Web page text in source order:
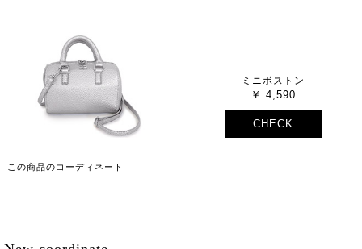
ミニボストン
4,590
CHECK
この商品のコーディネート